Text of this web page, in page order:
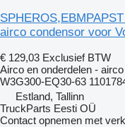
airco condensor voor
€ 129,03 Exclusief BTW
Airco en onderdelen -
W3G300-EQ30-63
Estland, Tallinn
TruckParts Eesti OÜ
Contact opnemen met